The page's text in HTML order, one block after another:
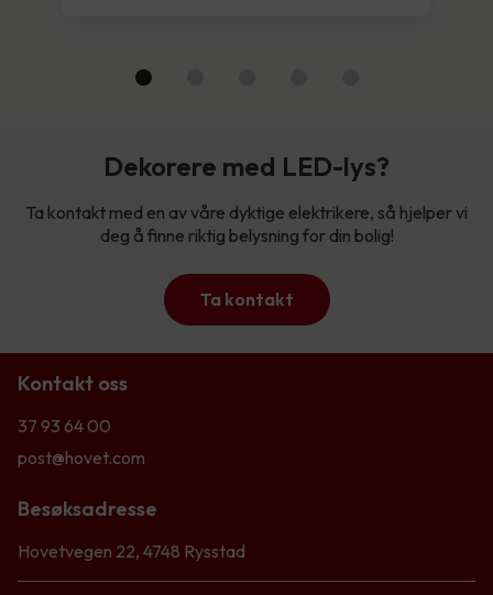
Dekorere med LED-lys?
Ta kontakt med en av våre dyktige elektrikere, så hjelper vi
deg å finne riktig belysning for din bolig!
Ta kontakt
Kontakt oss
37 93 64 00
post@hovet.com
Besøksadresse
Hovetvegen 22, 4748 Rysstad